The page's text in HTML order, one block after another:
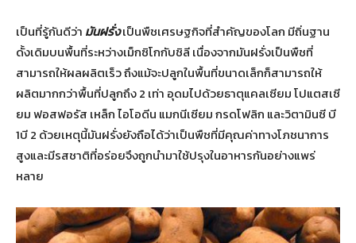
เป็นที่รู้กันดีว่า มันฝรั่งเป็นพืชเศรษฐกิจที่สำคัญของโลก มีถิ่นฐาน
ดั้งเดิมบนพื้นที่ระหว่างเม็กซิโกกับชิลี เนื่องจากมันฝรั่งเป็นพืชที่
สามารถให้ผลผลิตเร็ว ถึงแม้จะปลูกในพื้นที่ขนาดเล็กก็สามารถให้
ผลิตมากกว่าพื้นที่ปลูกถึง 2 เท่า อุดมไปด้วยธาตุแคลเซียม โปแตสเซี
ยม ฟอสฟอรัส เหล็ก ไอโอดีน แมกนีเซียม กรดโฟลิก และวิตามินซี บี
1บี 2 ด้วยเหตุนี้มันฝรั่งยังถือได้ว่าเป็นพืชที่มีคุณค่าทางโภชนาการ
สูงและมีรสชาติที่อร่อยจึงถูกนำมาใช้ปรุงในอาหารกันอย่างแพร่
หลาย